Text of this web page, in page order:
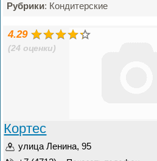
Рубрики: Кондитерские
4.29
(24 оценки)
Кортес
улица Ленина, 95